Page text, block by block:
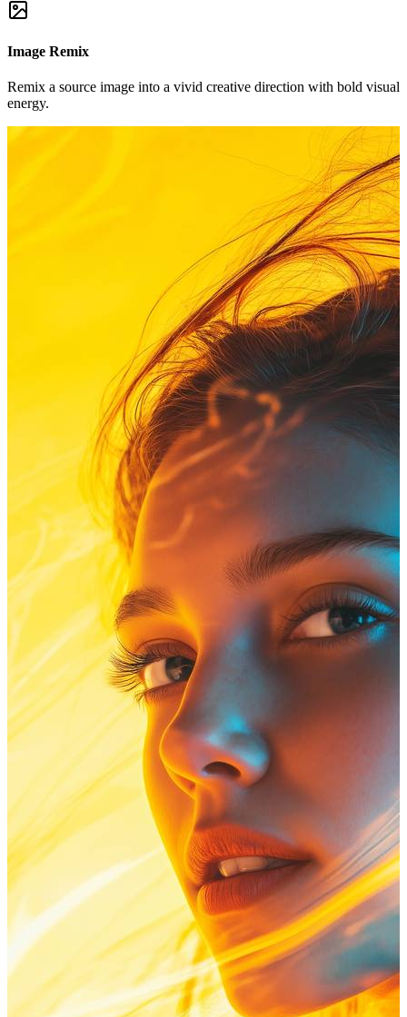
Image Remix
Remix a source image into a vivid creative direction with bold visual
energy.